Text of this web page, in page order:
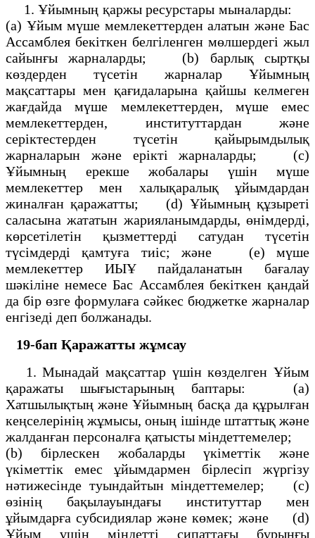
1. Ұйымның қаржы ресурстары мыналарды:
(а) Ұйым мүше мемлекеттерден алатын және Бас
Ассамблея бекіткен белгіленген мөлшердегі жыл
сайынғы жарналарды; (b) барлық сыртқы
көздерден түсетін жарналар Ұйымның
мақсаттары мен қағидаларына қайшы келмеген
жағдайда мүше мемлекеттерден, мүше емес
мемлекеттерден, институттардан және
серіктестерден түсетін қайырымдылық
жарналарын және ерікті жарналарды; (с)
Ұйымның ерекше жобалары үшін мүше
мемлекеттер мен халықаралық ұйымдардан
жиналған қаражатты; (d) Ұйымның құзыреті
саласына жататын жарияланымдарды, өнімдерді,
көрсетілетін қызметтерді сатудан түсетін
түсімдерді қамтуға тиіс; және (е) мүше
мемлекеттер ИЫҰ пайдаланатын бағалау
шәкіліне немесе Бас Ассамблея бекіткен қандай
да бір өзге формулаға сәйкес бюджетке жарналар
енгізеді деп болжанады.
19-бап Қаражатты жұмсау
1. Мынадай мақсаттар үшін көзделген Ұйым
қаражаты шығыстарының баптары: (а)
Хатшылықтың және Ұйымның басқа да құрылған
кеңселерінің жұмысы, оның ішінде штаттық және
жалданған персоналға қатысты міндеттемелер;
(b) бірлескен жобаларды үкіметтік және
үкіметтік емес ұйымдармен бірлесіп жүргізу
нәтижесінде туындайтын міндеттемелер; (с)
өзінің бақылауындағы институттар мен
ұйымдарға субсидиялар және көмек; және (d)
Ұйым үшін міндетті сипаттағы бұрынғы